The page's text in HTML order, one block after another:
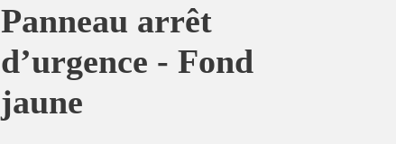
Panneau arrêt
d’urgence - Fond
jaune